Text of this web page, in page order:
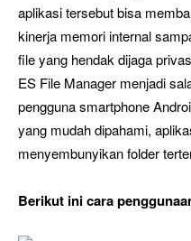
aplikasi tersebut bisa
kinerja memori internal
file yang hendak dijaga
ES File Manager menjadi
pengguna smartphone
yang mudah dipahami,
menyembunyikan folder
Berikut ini cara